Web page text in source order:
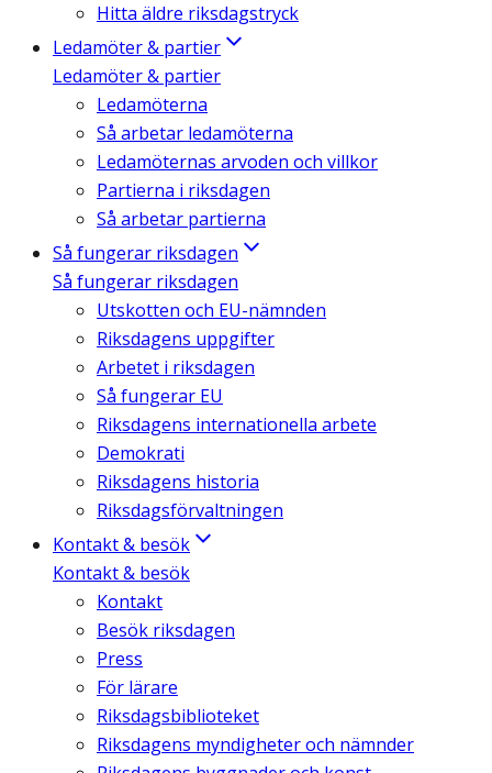
Hitta äldre riksdagstryck
Ledamöter & partier
Ledamöter & partier
Ledamöterna
Så arbetar ledamöterna
Ledamöternas arvoden och villkor
Partierna i riksdagen
Så arbetar partierna
Så fungerar riksdagen
Så fungerar riksdagen
Utskotten och EU-nämnden
Riksdagens uppgifter
Arbetet i riksdagen
Så fungerar EU
Riksdagens internationella arbete
Demokrati
Riksdagens historia
Riksdagsförvaltningen
Kontakt & besök
Kontakt & besök
Kontakt
Besök riksdagen
Press
För lärare
Riksdagsbiblioteket
Riksdagens myndigheter och nämnder